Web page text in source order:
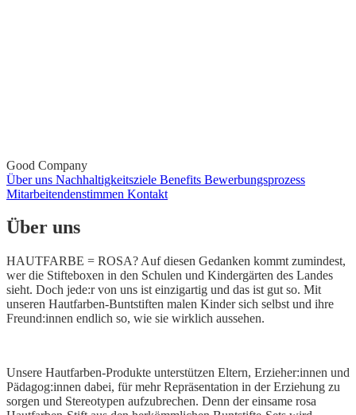
Good Company
Über uns Nachhaltigkeitsziele Benefits Bewerbungsprozess
Mitarbeitendenstimmen Kontakt
Über uns
HAUTFARBE = ROSA? Auf diesen Gedanken kommt zumindest,
wer die Stifteboxen in den Schulen und Kindergärten des Landes
sieht. Doch jede:r von uns ist einzigartig und das ist gut so. Mit
unseren Hautfarben-Buntstiften malen Kinder sich selbst und ihre
Freund:innen endlich so, wie sie wirklich aussehen.
Unsere Hautfarben-Produkte unterstützen Eltern, Erzieher:innen und
Pädagog:innen dabei, für mehr Repräsentation in der Erziehung zu
sorgen und Stereotypen aufzubrechen. Denn der einsame rosa